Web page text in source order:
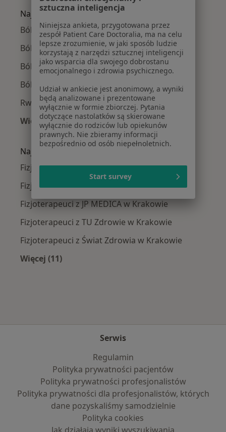
Najczęście leczone choroby
Bóle kręgosłupa w Krakowie
Ból barku w Krakowie
Ból kolana w Krakowie
Ból biodra w Krakowie
Rwa kulszowa w Krakowie
Więcej (15)
Więcej w kategorii: Najczęście leczone
Najpopularniejsze ubezpieczenia
Fizjoterapeuci z Allianz w Krakowie
Fizjoterapeuci z Signal Iduna w Krakowie
Fizjoterapeuci z JP MEDICA w Krakowie
Fizjoterapeuci z TU Zdrowie w Krakowie
Fizjoterapeuci z Świat Zdrowia w Krakowie
Więcej (11)
Serwis
Regulamin
Polityka prywatności pacjentów
Polityka prywatności profesjonalistów
Polityka prywatności dla profesjonalistów, których
dane pozyskaliśmy samodzielnie
Polityka cookies
sztuczna inteligencja
Niniejsza ankieta, przygotowana przez
zespół Patient Care Doctoralia, ma na celu
lepsze zrozumienie, w jaki sposób ludzie
korzystają z narzędzi sztucznej inteligencji
jako wsparcia dla swojego dobrostanu
emocjonalnego i zdrowia psychicznego.
Udział w ankiecie jest anonimowy, a wyniki
będą analizowane i prezentowane
wyłącznie w formie zbiorczej. Pytania
dotyczące nastolatków są skierowane
wyłącznie do rodziców lub opiekunów
prawnych. Nie zbieramy informacji
bezpośrednio od osób niepełnoletnich.
Start survey